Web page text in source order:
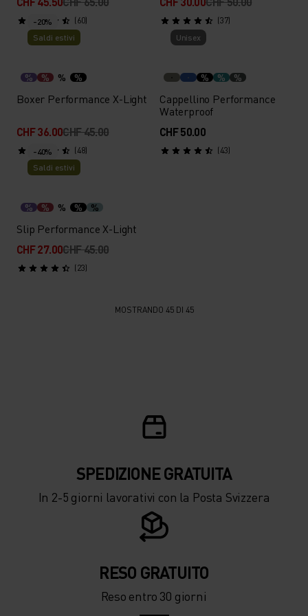
(60) (37)
-20%
Saldi estivi
% % % %
Boxer Performance X-Light
CHF 36.00CHF 45.00
(48)
Unisex
% % %
Cappellino Performance
Waterproof
CHF 50.00
(43)
-40%
Saldi estivi
% % % % %
Slip Performance X-Light
CHF 27.00CHF 45.00
(23)
MOSTRANDO 45 DI 45
SPEDIZIONE ​​​​​​GRATUITA
In 2-5 giorni lavorativi con la Posta Svizzera
RESO GRATUITO
Reso entro 30 giorni